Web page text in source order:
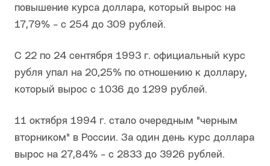
повышение курса доллара, который вырос на
17,79% - с 254 до 309 рублей.
С 22 по 24 сентября 1993 г. официальный курс
рубля упал на 20,25% по отношению к доллару,
который вырос с 1036 до 1299 рублей.
11 октября 1994 г. стало очередным "черным
вторником" в России. За один день курс доллара
вырос на 27,84% - с 2833 до 3926 рублей.